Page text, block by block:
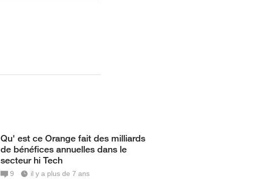
Qu' est ce Orange fait des milliards
de bénéfices annuelles dans le
secteur hi Tech
9 il y a plus de 7 ans